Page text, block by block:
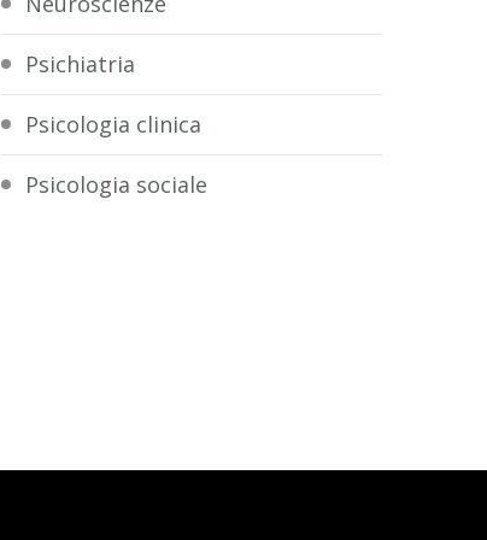
Psichiatria
Psicologia clinica
Psicologia sociale